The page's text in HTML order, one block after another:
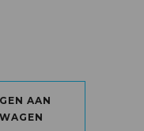
CL quantity
AAN